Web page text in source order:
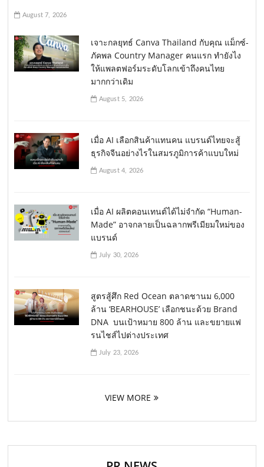
August 7, 2026
เจาะกลยุทธ์ Canva Thailand กับคุณ แม็กซ์-
ภัคพล Country Manager คนแรก ทำยังไง
ให้แพลตฟอร์มระดับโลกเข้าถึงคนไทย
มากกว่าเดิม
August 5, 2026
เมื่อ AI เลือกสินค้าแทนคน แบรนด์ไทยจะสู้
ธุรกิจจีนอย่างไรในสมรภูมิการค้าแบบใหม่
August 4, 2026
เมื่อ AI ผลิตคอนเทนต์ได้ไม่จำกัด “Human-
Made” อาจกลายเป็นฉลากพรีเมียมใหม่ของ
แบรนด์
July 30, 2026
สูตรสู้ศึก Red Ocean ตลาดชานม 6,000
ล้าน ‘BEARHOUSE’ เลือกชนะด้วย Brand
DNA บนเป้าหมาย 800 ล้าน และขยายแฟ
รนไชส์ไปต่างประเทศ
July 23, 2026
VIEW MORE